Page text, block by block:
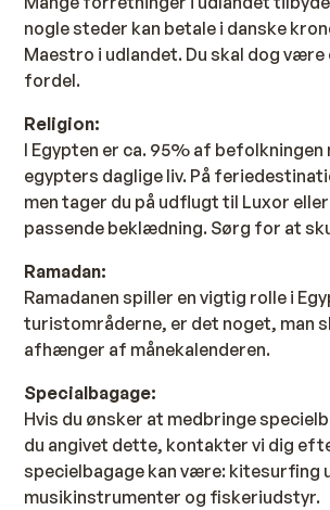
nogle steder kan betale i danske
Maestro i udlandet. Du skal dog
fordel.
Religion:
I Egypten er ca. 95% af
egypters daglige liv. På
men tager du på udflugt til Luxor
passende beklædning. Sørg for at
Ramadan:
Ramadanen spiller en vigtig rolle i
turistområderne, er det noget, man
afhænger af månekalenderen.
Specialbagage:
Hvis du ønsker at medbringe
du angivet dette, kontakter vi dig
specielbagage kan være:
musikinstrumenter og fiskeriudstyr.